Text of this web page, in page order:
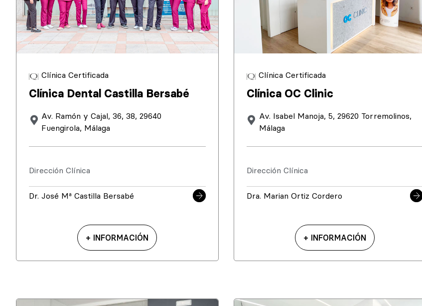
Clínica Certificada
Clínica Dental Castilla Bersabé
Av. Ramón y Cajal, 36, 38, 29640
Fuengirola, Málaga
Dirección Clínica
Dr. José Mª Castilla Bersabé
+ INFORMACIÓN
Clínica Certificada
Clínica OC Clinic
Av. Isabel Manoja, 5, 29620 Torremolinos,
Málaga
Dirección Clínica
Dra. Marian Ortiz Cordero
+ INFORMACIÓN